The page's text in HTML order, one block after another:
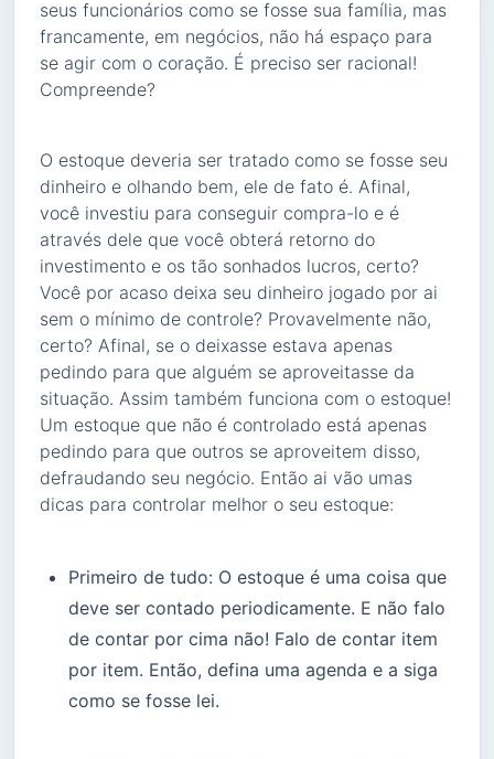
seus funcionários como se fosse sua família, mas
francamente, em negócios, não há espaço para
se agir com o coração. É preciso ser racional!
Compreende?
O estoque deveria ser tratado como se fosse seu
dinheiro e olhando bem, ele de fato é. Afinal,
você investiu para conseguir compra-lo e é
através dele que você obterá retorno do
investimento e os tão sonhados lucros, certo?
Você por acaso deixa seu dinheiro jogado por ai
sem o mínimo de controle? Provavelmente não,
certo? Afinal, se o deixasse estava apenas
pedindo para que alguém se aproveitasse da
situação. Assim também funciona com o estoque!
Um estoque que não é controlado está apenas
pedindo para que outros se aproveitem disso,
defraudando seu negócio. Então ai vão umas
dicas para controlar melhor o seu estoque:
Primeiro de tudo: O estoque é uma coisa que
deve ser contado periodicamente. E não falo
de contar por cima não! Falo de contar item
por item. Então, defina uma agenda e a siga
como se fosse lei.